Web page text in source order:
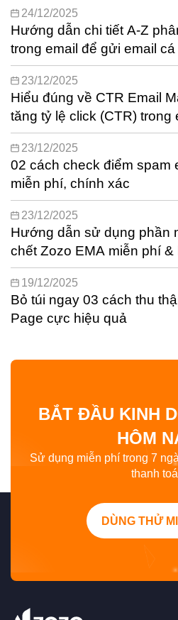
24/12/2025
Hướng dẫn chi tiết A-Z
trong email để gửi email
23/12/2025
Hiểu đúng về CTR Email
tăng tỷ lệ click (CTR) trong
23/12/2025
02 cách check điểm spam
miễn phí, chính xác
23/12/2025
Hướng dẫn sử dụng phần
chết Zozo EMA miễn phí &
19/12/2025
Bỏ túi ngay 03 cách thu
Page cực hiệu quả
BẮT ĐẦU KINH
HÔM
Sử dụng miễn phí trong 7
thanh
DÙNG THỬ